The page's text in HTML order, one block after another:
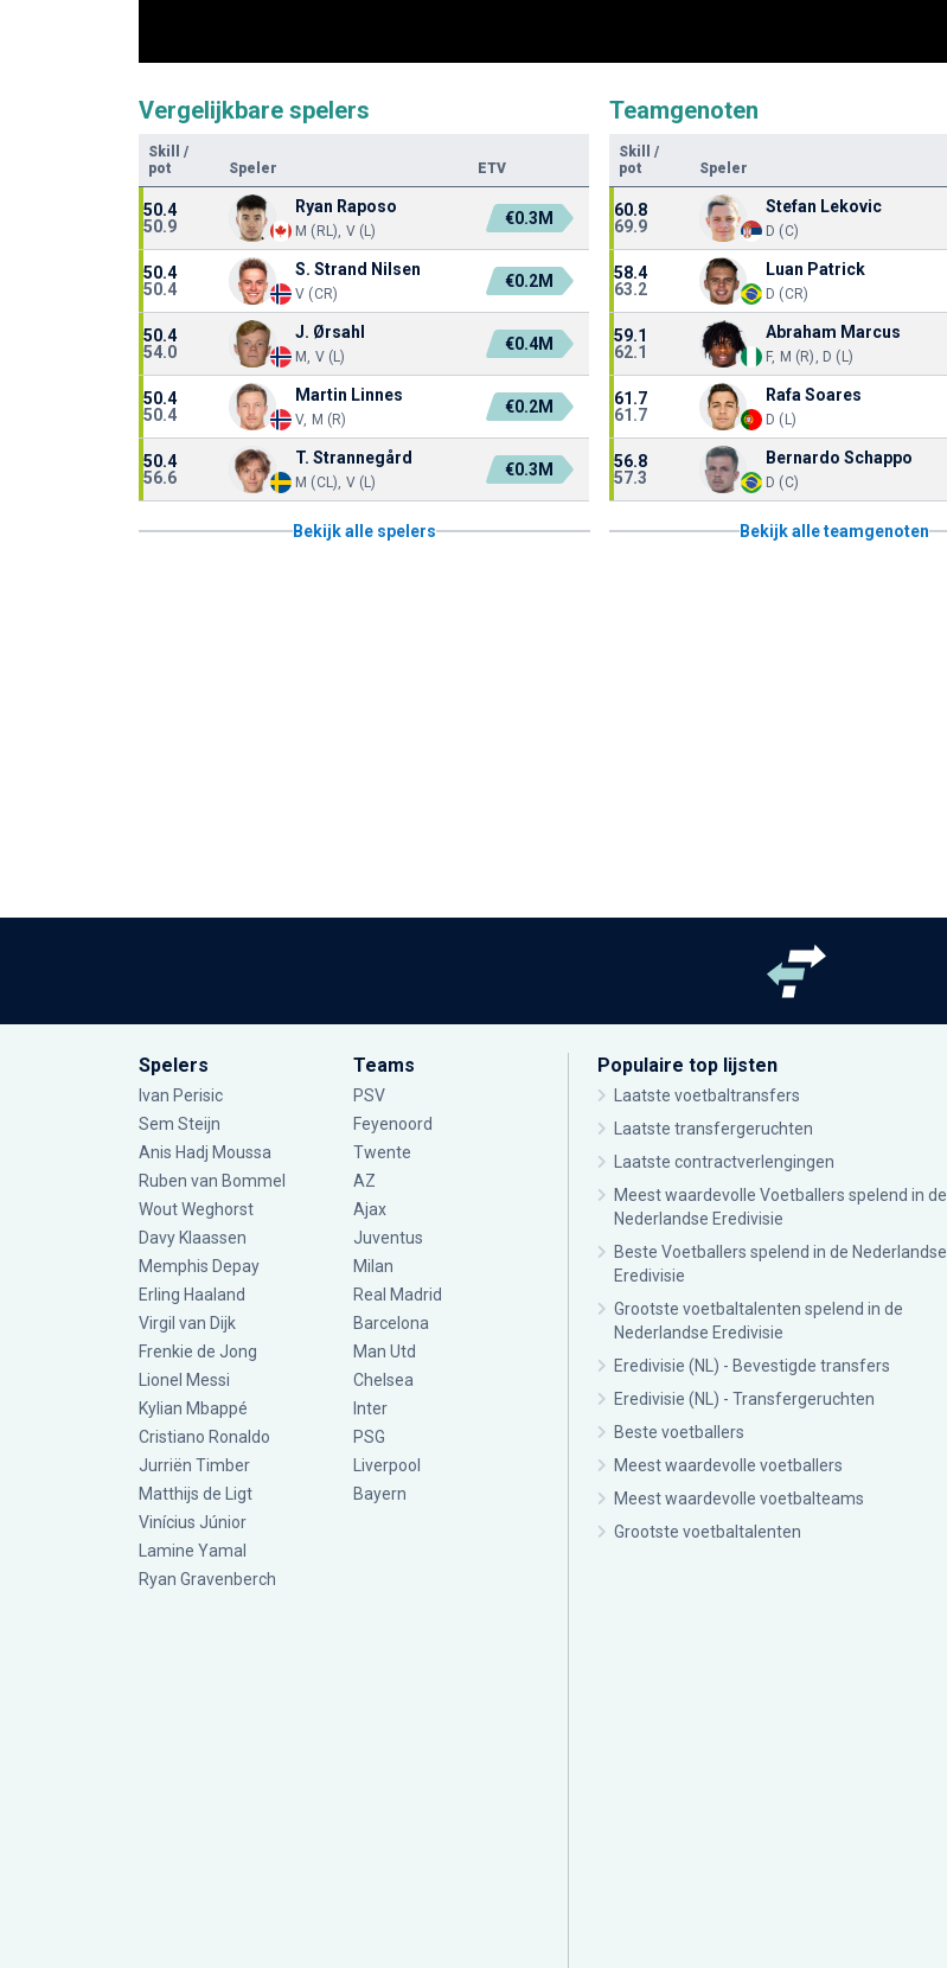
Vergelijkbare spelers
Skill
/
pot
Speler ETV
50.4
50.9
Ryan Raposo
M (RL), V (L)
€0.3M
50.4
50.4
S. Strand Nilsen
V (CR)
€0.2M
50.4
54.0
J. Ørsahl
M, V (L)
€0.4M
50.4
50.4
Martin Linnes
V, M (R)
€0.2M
50.4
56.6
T. Strannegård
M (CL), V (L)
€0.3M
Bekijk alle spelers
Teamgenoten
Skill
/
pot
Speler
60.8
69.9
Stefan Lekovic
D (C)
58.4
63.2
Luan Patrick
D (CR)
59.1
62.1
Abraham Marcus
F, M (R), D (L)
61.7
61.7
Rafa Soares
D (L)
56.8
57.3
Bernardo Schappo
D (C)
Bekijk alle teamgenoten
Spelers
Ivan Perisic
Sem Steijn
Anis Hadj Moussa
Ruben van Bommel
Wout Weghorst
Davy Klaassen
Memphis Depay
Erling Haaland
Virgil van Dijk
Frenkie de Jong
Lionel Messi
Kylian Mbappé
Cristiano Ronaldo
Jurriën Timber
Matthijs de Ligt
Vinícius Júnior
Lamine Yamal
Ryan Gravenberch
Teams
PSV
Feyenoord
Twente
AZ
Ajax
Juventus
Milan
Real Madrid
Barcelona
Man Utd
Chelsea
Inter
PSG
Liverpool
Bayern
Populaire top lijsten
Laatste voetbaltransfers
Laatste transfergeruchten
Laatste contractverlengingen
Meest waardevolle Voetballers spelend in de
Nederlandse Eredivisie
Beste Voetballers spelend in de Nederlandse
Eredivisie
Grootste voetbaltalenten spelend in de
Nederlandse Eredivisie
Eredivisie (NL) - Bevestigde transfers
Eredivisie (NL) - Transfergeruchten
Beste voetballers
Meest waardevolle voetballers
Meest waardevolle voetbalteams
Grootste voetbaltalenten